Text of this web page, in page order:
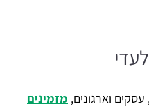
וארגונים, מזמינים